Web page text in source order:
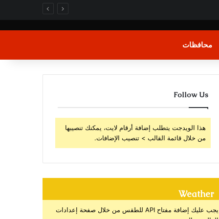
محافظات
Follow Us
هذا الويدجت يتطلب إضافة أرقام لايت، يمكنك تنصيبها
من خلال قائمة القالب > تنصيب الإضافات.
Weather
يجب عليك إضافة مفتاح API للطقس من خلال صفحة إعدادات